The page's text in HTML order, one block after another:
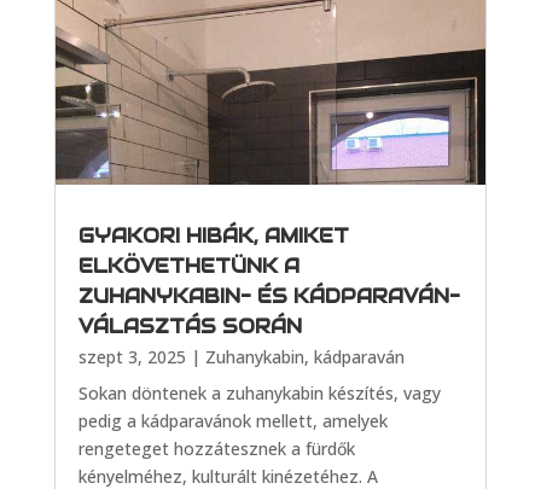
GYAKORI HIBÁK, AMIKET
ELKÖVETHETÜNK A
ZUHANYKABIN- ÉS KÁDPARAVÁN-
VÁLASZTÁS SORÁN
szept 3, 2025 | Zuhanykabin, kádparaván
Sokan döntenek a zuhanykabin készítés, vagy
pedig a kádparavánok mellett, amelyek
rengeteget hozzátesznek a fürdők
kényelméhez, kulturált kinézetéhez. A